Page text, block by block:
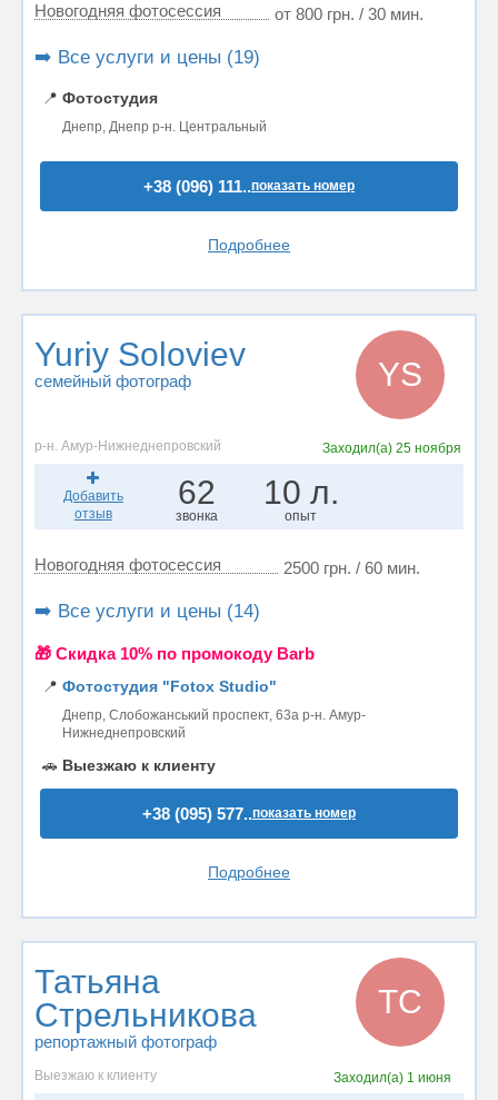
Новогодняя фотосессия от 800 грн. / 30 мин.
➡️ Все услуги и цены (19)
📍 Фотостудия
Днепр, Днепр р-н. Центральный
+38 (096) 111..показать номер
Подробнее
Yuriy Soloviev
семейный фотограф YS
р-н. Амур-Нижнеднепровский Заходил(а)25 ноября
Добавить
отзыв
62
звонка
10 л.
опыт
Новогодняя фотосессия 2500 грн. / 60 мин.
➡️ Все услуги и цены (14)
🎁 Cкидка 10% по промокоду Barb
📍 Фотостудия "Fotox Studio"
Днепр, Слобожанський проспект, 63а р-н. Амур-
Нижнеднепровский
🚗 Выезжаю к клиенту
+38 (095) 577..показать номер
Подробнее
Татьяна
Стрельникова
репортажный фотограф
ТС
Выезжаю к клиенту Заходил(а) 1 июня